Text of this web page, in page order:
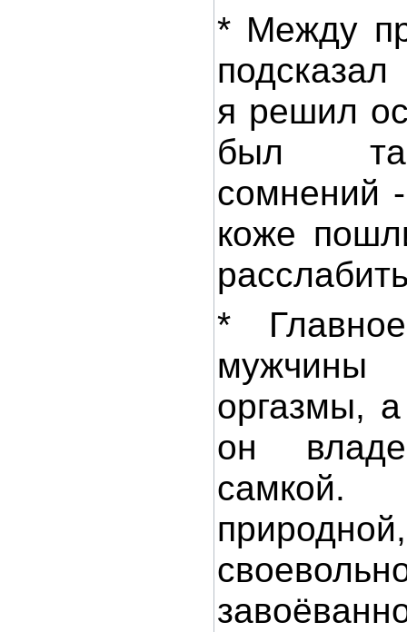
* Между
я решил
был
сомнений
коже
*
мужчины
оргазмы,
он